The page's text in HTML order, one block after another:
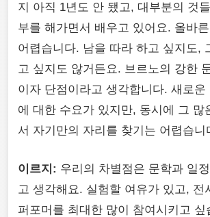
지 아직 1년도 안 됐고, 대부분의 것
부를 해가면서 배우고 있어요. 올바
어렵습니다. 남을 따라 하고 싶지도,
고 싶지도 않거든요. 브르노의 강한
이자 단점이라고 생각합니다. 새로운
에 대한 수요가 있지만, 동시에 그 많
서 자기만의 자리를 찾기는 어렵습니
이르지: 우리의 차별점은 문학과 일
고 생각해요. 실험할 여유가 있고, 전
퍼포머를 최대한 많이 참여시키고 싶